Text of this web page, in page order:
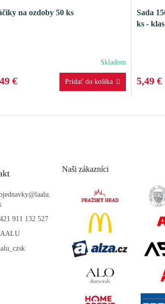
na ozdoby 50 ks
Skladom
€
Sada
ks -
5,49 €
@laalu.
911 132 527
Naši zákazníci